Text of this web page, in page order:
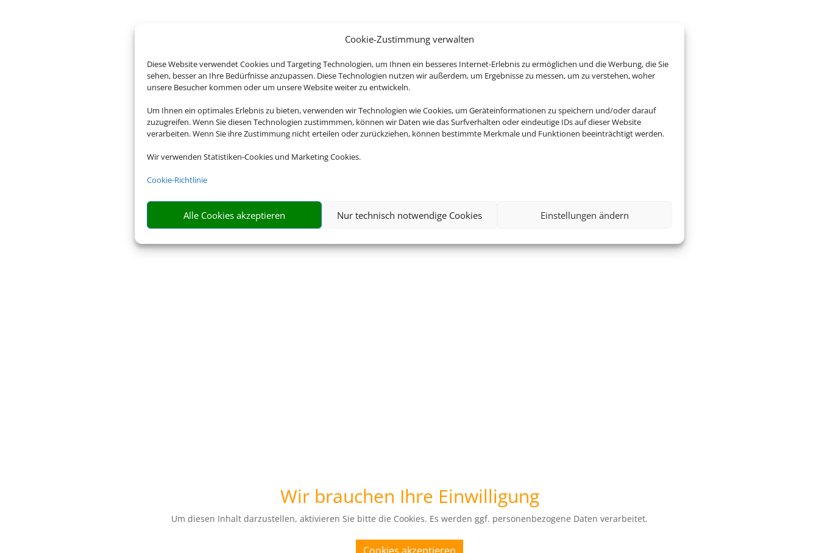
Cookie-Zustimmung verwalten
Diese Website verwendet Cookies und Targeting Technologien, um Ihnen ein besseres Internet-Erlebnis zu ermöglichen und die Werbung, die Sie
sehen, besser an Ihre Bedürfnisse anzupassen. Diese Technologien nutzen wir außerdem, um Ergebnisse zu messen, um zu verstehen, woher
unsere Besucher kommen oder um unsere Website weiter zu entwickeln.
Um Ihnen ein optimales Erlebnis zu bieten, verwenden wir Technologien wie Cookies, um Geräteinformationen zu speichern und/oder darauf
zuzugreifen. Wenn Sie diesen Technologien zustimmmen, können wir Daten wie das Surfverhalten oder eindeutige IDs auf dieser Website
verarbeiten. Wenn Sie ihre Zustimmung nicht erteilen oder zurückziehen, können bestimmte Merkmale und Funktionen beeinträchtigt werden.
Wir verwenden Statistiken-Cookies und Marketing Cookies.
Cookie-Richtlinie
Alle Cookies akzeptieren Nur technisch notwendige Cookies Einstellungen ändern
Wir brauchen Ihre Einwilligung
Um diesen Inhalt darzustellen, aktivieren Sie bitte die Cookies. Es werden ggf. personenbezogene Daten verarbeitet.